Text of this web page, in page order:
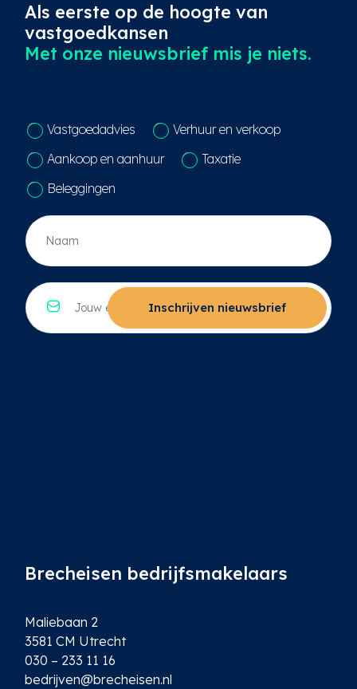
Als eerste op de hoogte van
vastgoedkansen
Met onze nieuwsbrief mis je niets.
C
o
n
t
a
c
k
e
e
*
Vastgoedadvies
Verhuur en verkoop
Aankoop en aanhuur
Taxatie
Beleggingen
N
a
a
*
E
-
m
Inschrijven nieuwsbrief
Brecheisen bedrijfsmakelaars
Maliebaan 2
3581 CM Utrecht
030 – 233 11 16
bedrijven@brecheisen.nl